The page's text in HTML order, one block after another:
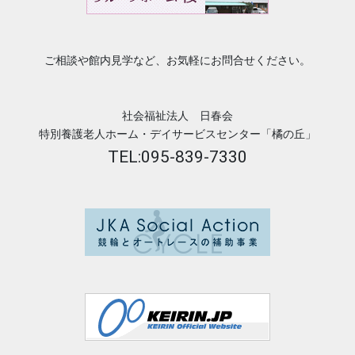
ご相談や館内見学など、お気軽にお問合せください。
社会福祉法人 日春会
特別養護老人ホーム・デイサービスセンター「橘の丘」
TEL:095-839-7330